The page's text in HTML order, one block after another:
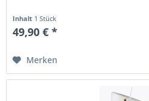
Inhalt 1 Stück
49,90 € *
Merken